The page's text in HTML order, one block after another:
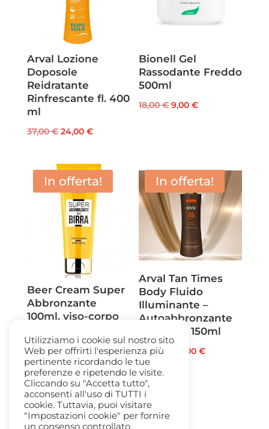
Arval Lozione
Doposole
Reidratante
Rinfrescante fl. 400
ml
37,00€ Il
originale
era:
37,00 €.
24,00 €Il
attuale
è:
24,00 €.
Bionell Gel
Rassodante Freddo
500ml
18,00€ Il
9,00€Il
In offerta!
Beer Cream Super
Abbronzante
100ml. viso-corpo
18,00€
prezzo
originale
era:
18,00 €.
13,50 €
prezzo
attuale
è:
13,50 €.
In offerta!
Arval Tan Times
Body Fluido
Illuminante –
Autoabbronzante
Rapido fl. 150ml
45,00 29,00€Il
Utilizziamo i cookie sul nostro sito
Web per offrirti l'esperienza più
pertinente ricordando le tue
preferenze e ripetendo le visite.
Cliccando su "Accetta tutto",
acconsenti all'uso di TUTTI i
cookie. Tuttavia, puoi visitare
"Impostazioni cookie" per fornire
un consenso controllato.